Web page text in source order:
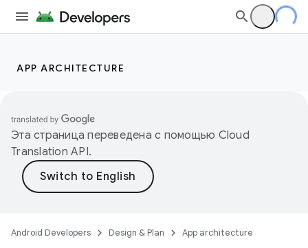
APP ARCHITECTURE
Эта страница переведена с помощью Cloud
Translation API.
Android Developers Design & Plan App architecture